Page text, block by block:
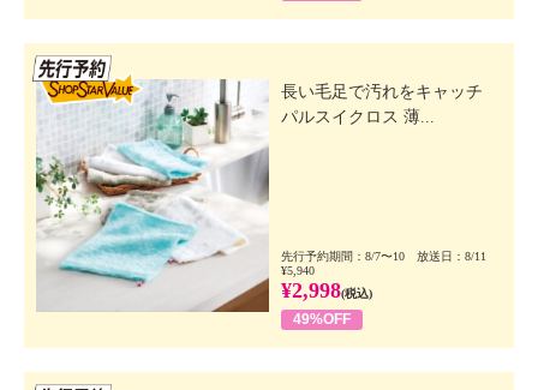
長い毛足で汚れをキャッチ
パルスイクロス 薄...
先行予約期間：8/7〜10 放送日：8/11
¥5,940
¥2,998(税込)
49%OFF